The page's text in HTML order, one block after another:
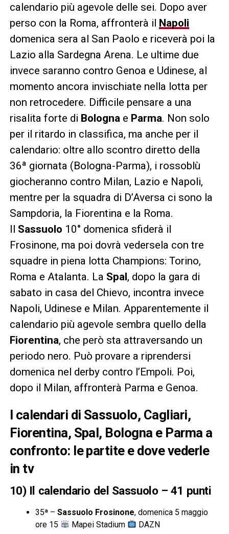
calendario più agevole delle sei. Dopo aver
perso con la Roma, affronterà il Napoli
domenica sera al San Paolo e riceverà poi la
Lazio alla Sardegna Arena. Le ultime due
invece saranno contro Genoa e Udinese, al
momento ancora invischiate nella lotta per
non retrocedere. Difficile pensare a una
risalita forte di Bologna e Parma. Non solo
per il ritardo in classifica, ma anche per il
calendario: oltre allo scontro diretto della
36ª giornata (Bologna-Parma), i rossoblù
giocheranno contro Milan, Lazio e Napoli,
mentre per la squadra di D’Aversa ci sono la
Sampdoria, la Fiorentina e la Roma.
Il Sassuolo 10° domenica sfiderà il
Frosinone, ma poi dovrà vedersela con tre
squadre in piena lotta Champions: Torino,
Roma e Atalanta. La Spal, dopo la gara di
sabato in casa del Chievo, incontra invece
Napoli, Udinese e Milan. Apparentemente il
calendario più agevole sembra quello della
Fiorentina, che però sta attraversando un
periodo nero. Può provare a riprendersi
domenica nel derby contro l’Empoli. Poi,
dopo il Milan, affronterà Parma e Genoa.
I calendari di Sassuolo, Cagliari,
Fiorentina, Spal, Bologna e Parma a
confronto: le partite e dove vederle
in tv
10) Il calendario del Sassuolo – 41 punti
35ª – Sassuolo Frosinone, domenica 5 maggio
ore 15
Mapei Stadium DAZN